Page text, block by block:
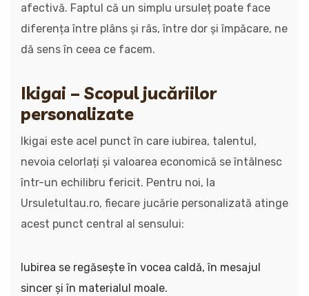
afectivă. Faptul că un simplu ursuleț poate face
diferența între plâns și râs, între dor și împăcare, ne
dă sens în ceea ce facem.
Ikigai – Scopul jucăriilor
personalizate
Ikigai este acel punct în care iubirea, talentul,
nevoia celorlați și valoarea economică se întâlnesc
într-un echilibru fericit. Pentru noi, la
Ursuletultau.ro, fiecare jucărie personalizată atinge
acest punct central al sensului:
Iubirea se regăsește în vocea caldă, în mesajul
sincer și în materialul moale.